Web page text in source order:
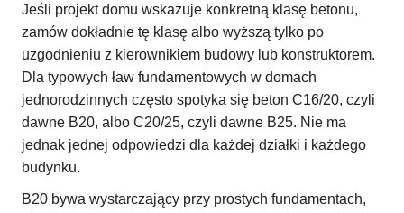
Jeśli projekt domu wskazuje konkretną klasę betonu,
zamów dokładnie tę klasę albo wyższą tylko po
uzgodnieniu z kierownikiem budowy lub konstruktorem.
Dla typowych ław fundamentowych w domach
jednorodzinnych często spotyka się beton C16/20, czyli
dawne B20, albo C20/25, czyli dawne B25. Nie ma
jednak jednej odpowiedzi dla każdej działki i każdego
budynku.
B20 bywa wystarczający przy prostych fundamentach,